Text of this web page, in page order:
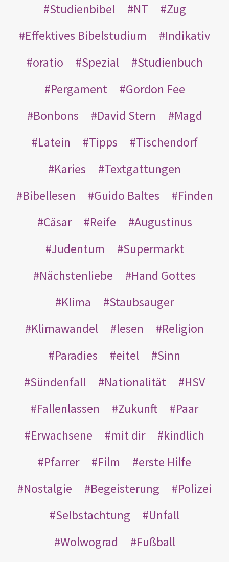
Studienbibel
NT
Zug
Effektives Bibelstudium
Indikativ
oratio
Spezial
Studienbuch
Pergament
Gordon Fee
Bonbons
David Stern
Magd
Latein
Tipps
Tischendorf
Karies
Textgattungen
Bibellesen
Guido Baltes
Finden
Cäsar
Reife
Augustinus
Judentum
Supermarkt
Nächstenliebe
Hand Gottes
Klima
Staubsauger
Klimawandel
lesen
Religion
Paradies
eitel
Sinn
Sündenfall
Nationalität
HSV
Fallenlassen
Zukunft
Paar
Erwachsene
mit dir
kindlich
Pfarrer
Film
erste Hilfe
Nostalgie
Begeisterung
Polizei
Selbstachtung
Unfall
Wolwograd
Fußball